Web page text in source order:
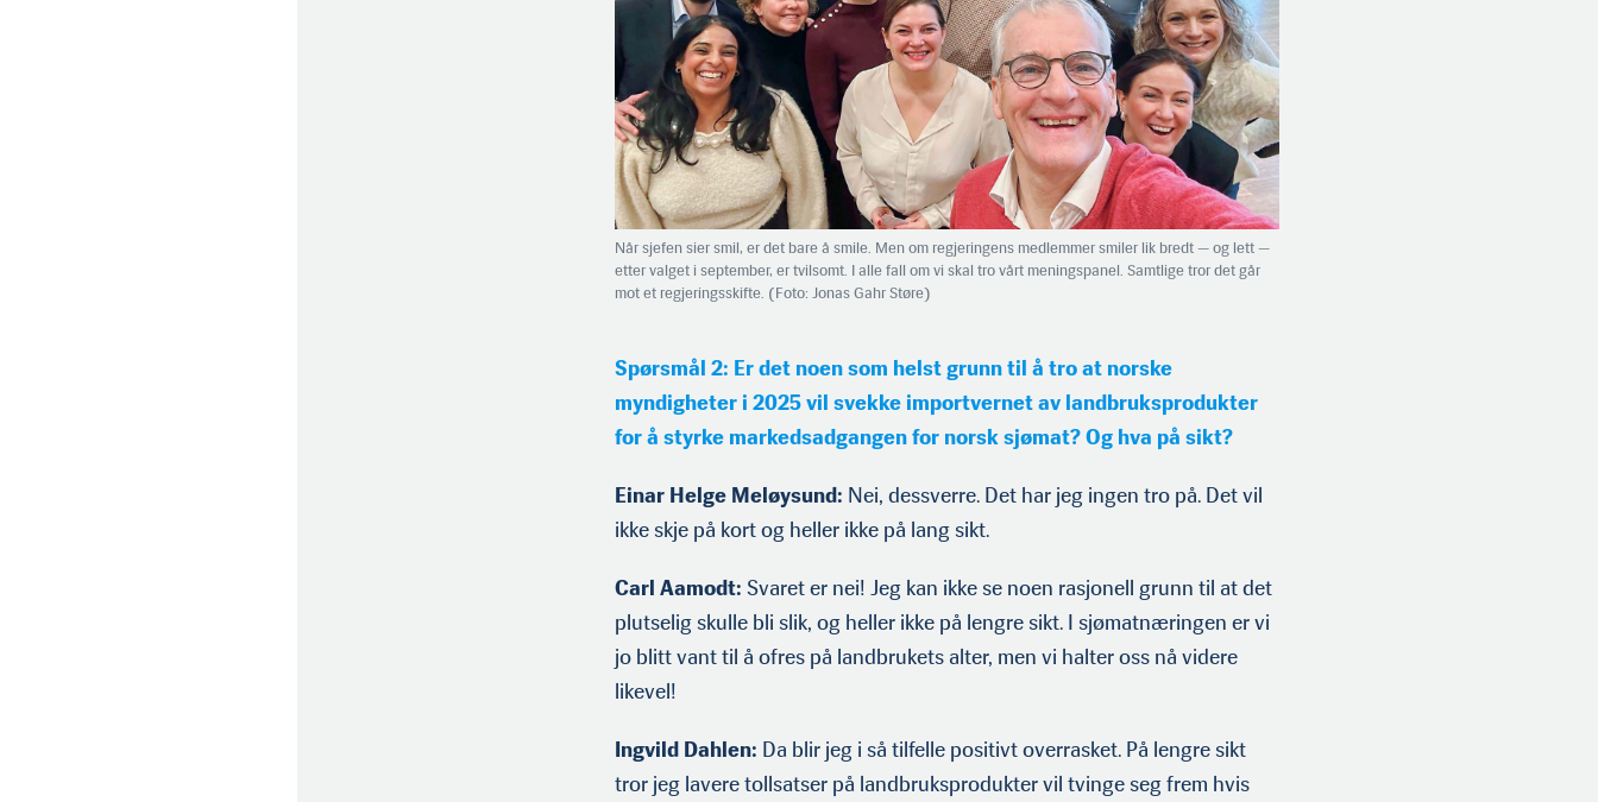
Når sjefen sier smil, er det bare å smile. Men om regjeringens medlemmer smiler lik bredt — og lett —
etter valget i septem­ber, er tvilsomt. I alle fall om vi skal tro vårt meningspanel. Samtlige tror det går
mot et regjeringsskifte. (Foto: Jonas Gahr Støre)
Spørsmål 2: Er det noen som helst grunn til å tro at norske
myndigheter i 2025 vil svekke importvernet av landbruksprodukter
for å styrke markedsadgangen for norsk sjømat? Og hva på sikt?
Einar Helge Meløysund: Nei, dessverre. Det har jeg ingen tro på. Det vil
ikke skje på kort og heller ikke på lang sikt.
Carl Aamodt: Svaret er nei! Jeg kan ikke se noen rasjonell grunn til at det
plutselig skulle bli slik, og heller ikke på lengre sikt. I sjømatnæringen er vi
jo blitt vant til å ofres på landbrukets alter, men vi halter oss nå videre
likevel!
Ingvild Dahlen: Da blir jeg i så tilfelle positivt overrasket. På lengre sikt
tror jeg lavere tollsatser på landbruksprodukter vil tvinge seg frem hvis